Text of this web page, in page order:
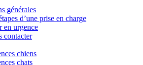
générales
d’une prise en charge
en urgence
contacter
chiens
chats